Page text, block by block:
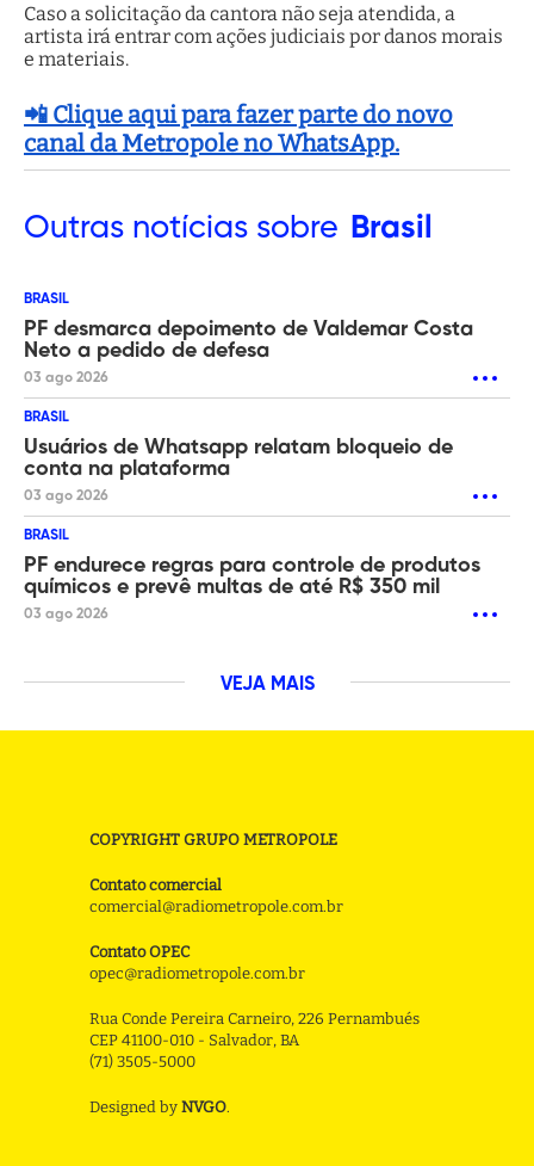
Caso a solicitação da cantora não seja atendida, a
artista irá entrar com ações judiciais por danos morais
e materiais.
📲 Clique aqui para fazer parte do novo
canal da Metropole no WhatsApp.
Outras notícias sobre Brasil
BRASIL
PF desmarca depoimento de Valdemar Costa
Neto a pedido de defesa
03 ago 2026
BRASIL
Usuários de Whatsapp relatam bloqueio de
conta na plataforma
03 ago 2026
BRASIL
PF endurece regras para controle de produtos
químicos e prevê multas de até R$ 350 mil
03 ago 2026
VEJA MAIS
COPYRIGHT GRUPO METROPOLE
Contato comercial
comercial@radiometropole.com.br
Contato OPEC
opec@radiometropole.com.br
Rua Conde Pereira Carneiro, 226 Pernambués
CEP 41100-010 - Salvador, BA
(71) 3505-5000
Designed by NVGO.